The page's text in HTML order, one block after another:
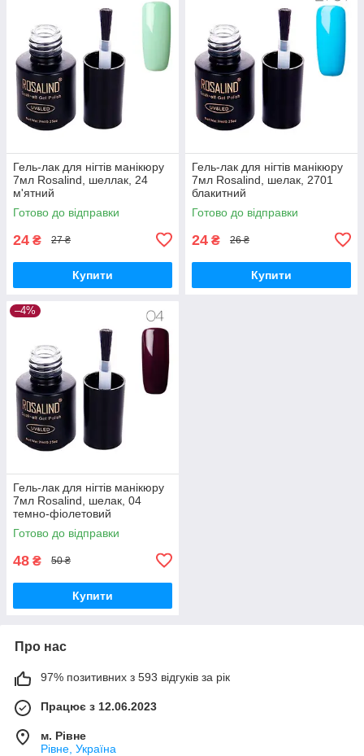
Гель-лак для нігтів манікюру
7мл Rosalind, шеллак, 24
м'ятний
Готово до відправки
24 ₴ 27 ₴
Купити
Гель-лак для нігтів манікюру
7мл Rosalind, шелак, 2701
блакитний
Готово до відправки
24 ₴ 26 ₴
Купити
–4%
Гель-лак для нігтів манікюру
7мл Rosalind, шелак, 04
темно-фіолетовий
Готово до відправки
48 ₴ 50 ₴
Купити
Про нас
97% позитивних з 593 відгуків за рік
Працює з 12.06.2023
м. Рівне
Рівне, Україна